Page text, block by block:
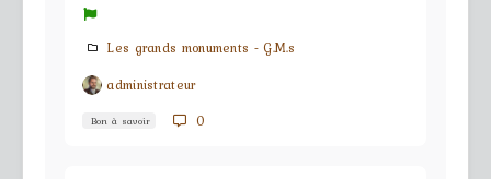
Les grands monuments - G.M.s
administrateur
Bon à savoir 0